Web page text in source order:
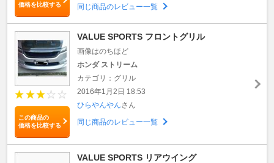
価格を比較する
同じ商品のレビュー一覧
この商品の
価格を比較する
VALUE SPORTS フロントグリル
画像はのちほど
ホンダ ストリーム
カテゴリ：グリル
2016年1月2日 18:53
ひらやんやんさん
同じ商品のレビュー一覧
VALUE SPORTS リアウイング